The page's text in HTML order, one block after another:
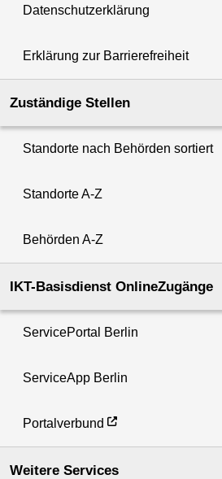
Datenschutzerklärung
Erklärung zur Barrierefreiheit
Zuständige Stellen
Standorte nach Behörden sortiert
Standorte A-Z
Behörden A-Z
IKT-Basisdienst OnlineZugänge
ServicePortal Berlin
ServiceApp Berlin
Portalverbund
Weitere Services